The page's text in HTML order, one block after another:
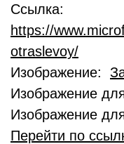
Ссылка:
https://
otraslevoy/
Изображение:
Изображение
Изображение
Перейти по